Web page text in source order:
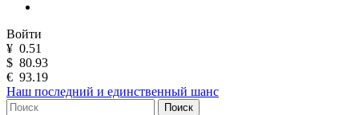
Войти
¥ 0.51
$ 80.93
€ 93.19
Наш последний и единственный шанс
Поиск